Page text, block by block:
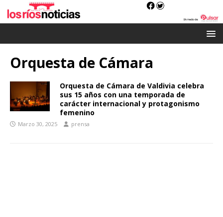
Orquesta de Cámara
Orquesta de Cámara de Valdivia celebra
sus 15 años con una temporada de
carácter internacional y protagonismo
femenino
Marzo 30, 2025 prensa